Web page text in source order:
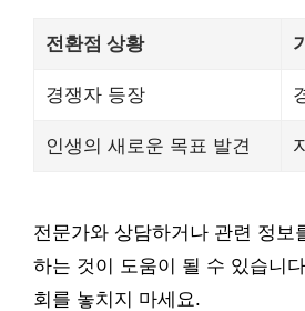
전환점 상황
경쟁자 등장
인생의 새로운 목표 발견
전문가와 상담하거나 관련 정보
하는 것이 도움이 될 수 있습니
회를 놓치지 마세요.